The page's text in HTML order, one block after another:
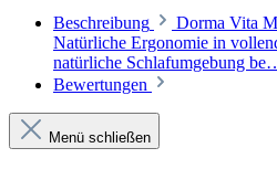
Beschreibung
Dorma Vita
Natürliche Ergonomie in
natürliche Schlafumgebung
Bewertungen
Menü schließen